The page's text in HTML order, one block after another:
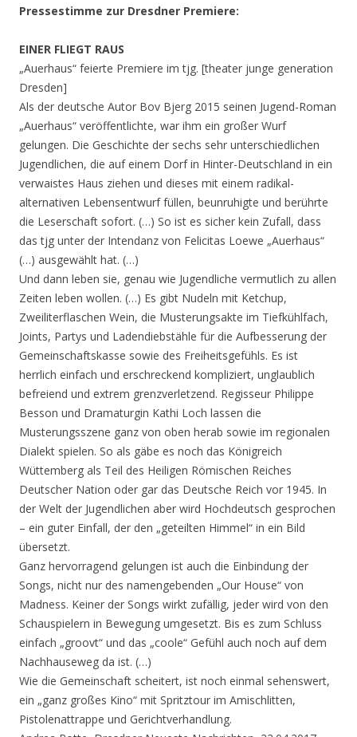
Pressestimme zur Dresdner Premiere:
EINER FLIEGT RAUS
„Auerhaus“ feierte Premiere im tjg. [theater junge generation
Dresden]
Als der deutsche Autor Bov Bjerg 2015 seinen Jugend-Roman
„Auerhaus“ veröffentlichte, war ihm ein großer Wurf
gelungen. Die Geschichte der sechs sehr unterschiedlichen
Jugendlichen, die auf einem Dorf in Hinter-Deutschland in ein
verwaistes Haus ziehen und dieses mit einem radikal-
alternativen Lebensentwurf füllen, beunruhigte und berührte
die Leserschaft sofort. (…) So ist es sicher kein Zufall, dass
das tjg unter der Intendanz von Felicitas Loewe „Auerhaus“
(…) ausgewählt hat. (…)
Und dann leben sie, genau wie Jugendliche vermutlich zu allen
Zeiten leben wollen. (…) Es gibt Nudeln mit Ketchup,
Zweiliterflaschen Wein, die Musterungsakte im Tiefkühlfach,
Joints, Partys und Ladendiebstähle für die Aufbesserung der
Gemeinschaftskasse sowie des Freiheitsgefühls. Es ist
herrlich einfach und erschreckend kompliziert, unglaublich
befreiend und extrem grenzverletzend. Regisseur Philippe
Besson und Dramaturgin Kathi Loch lassen die
Musterungsszene ganz von oben herab sowie im regionalen
Dialekt spielen. So als gäbe es noch das Königreich
Wüttemberg als Teil des Heiligen Römischen Reiches
Deutscher Nation oder gar das Deutsche Reich vor 1945. In
der Welt der Jugendlichen aber wird Hochdeutsch gesprochen
– ein guter Einfall, der den „geteilten Himmel“ in ein Bild
übersetzt.
Ganz hervorragend gelungen ist auch die Einbindung der
Songs, nicht nur des namengebenden „Our House“ von
Madness. Keiner der Songs wirkt zufällig, jeder wird von den
Schauspielern in Bewegung umgesetzt. Bis es zum Schluss
einfach „groovt“ und das „coole“ Gefühl auch noch auf dem
Nachhauseweg da ist. (…)
Wie die Gemeinschaft scheitert, ist noch einmal sehenswert,
ein „ganz großes Kino“ mit Spritztour im Amischlitten,
Pistolenattrappe und Gerichtverhandlung.